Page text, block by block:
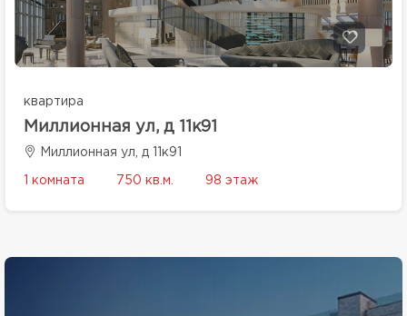
квартира
Миллионная ул, д 11к91
Миллионная ул, д 11к91
1 комната 750 кв.м. 98 этаж